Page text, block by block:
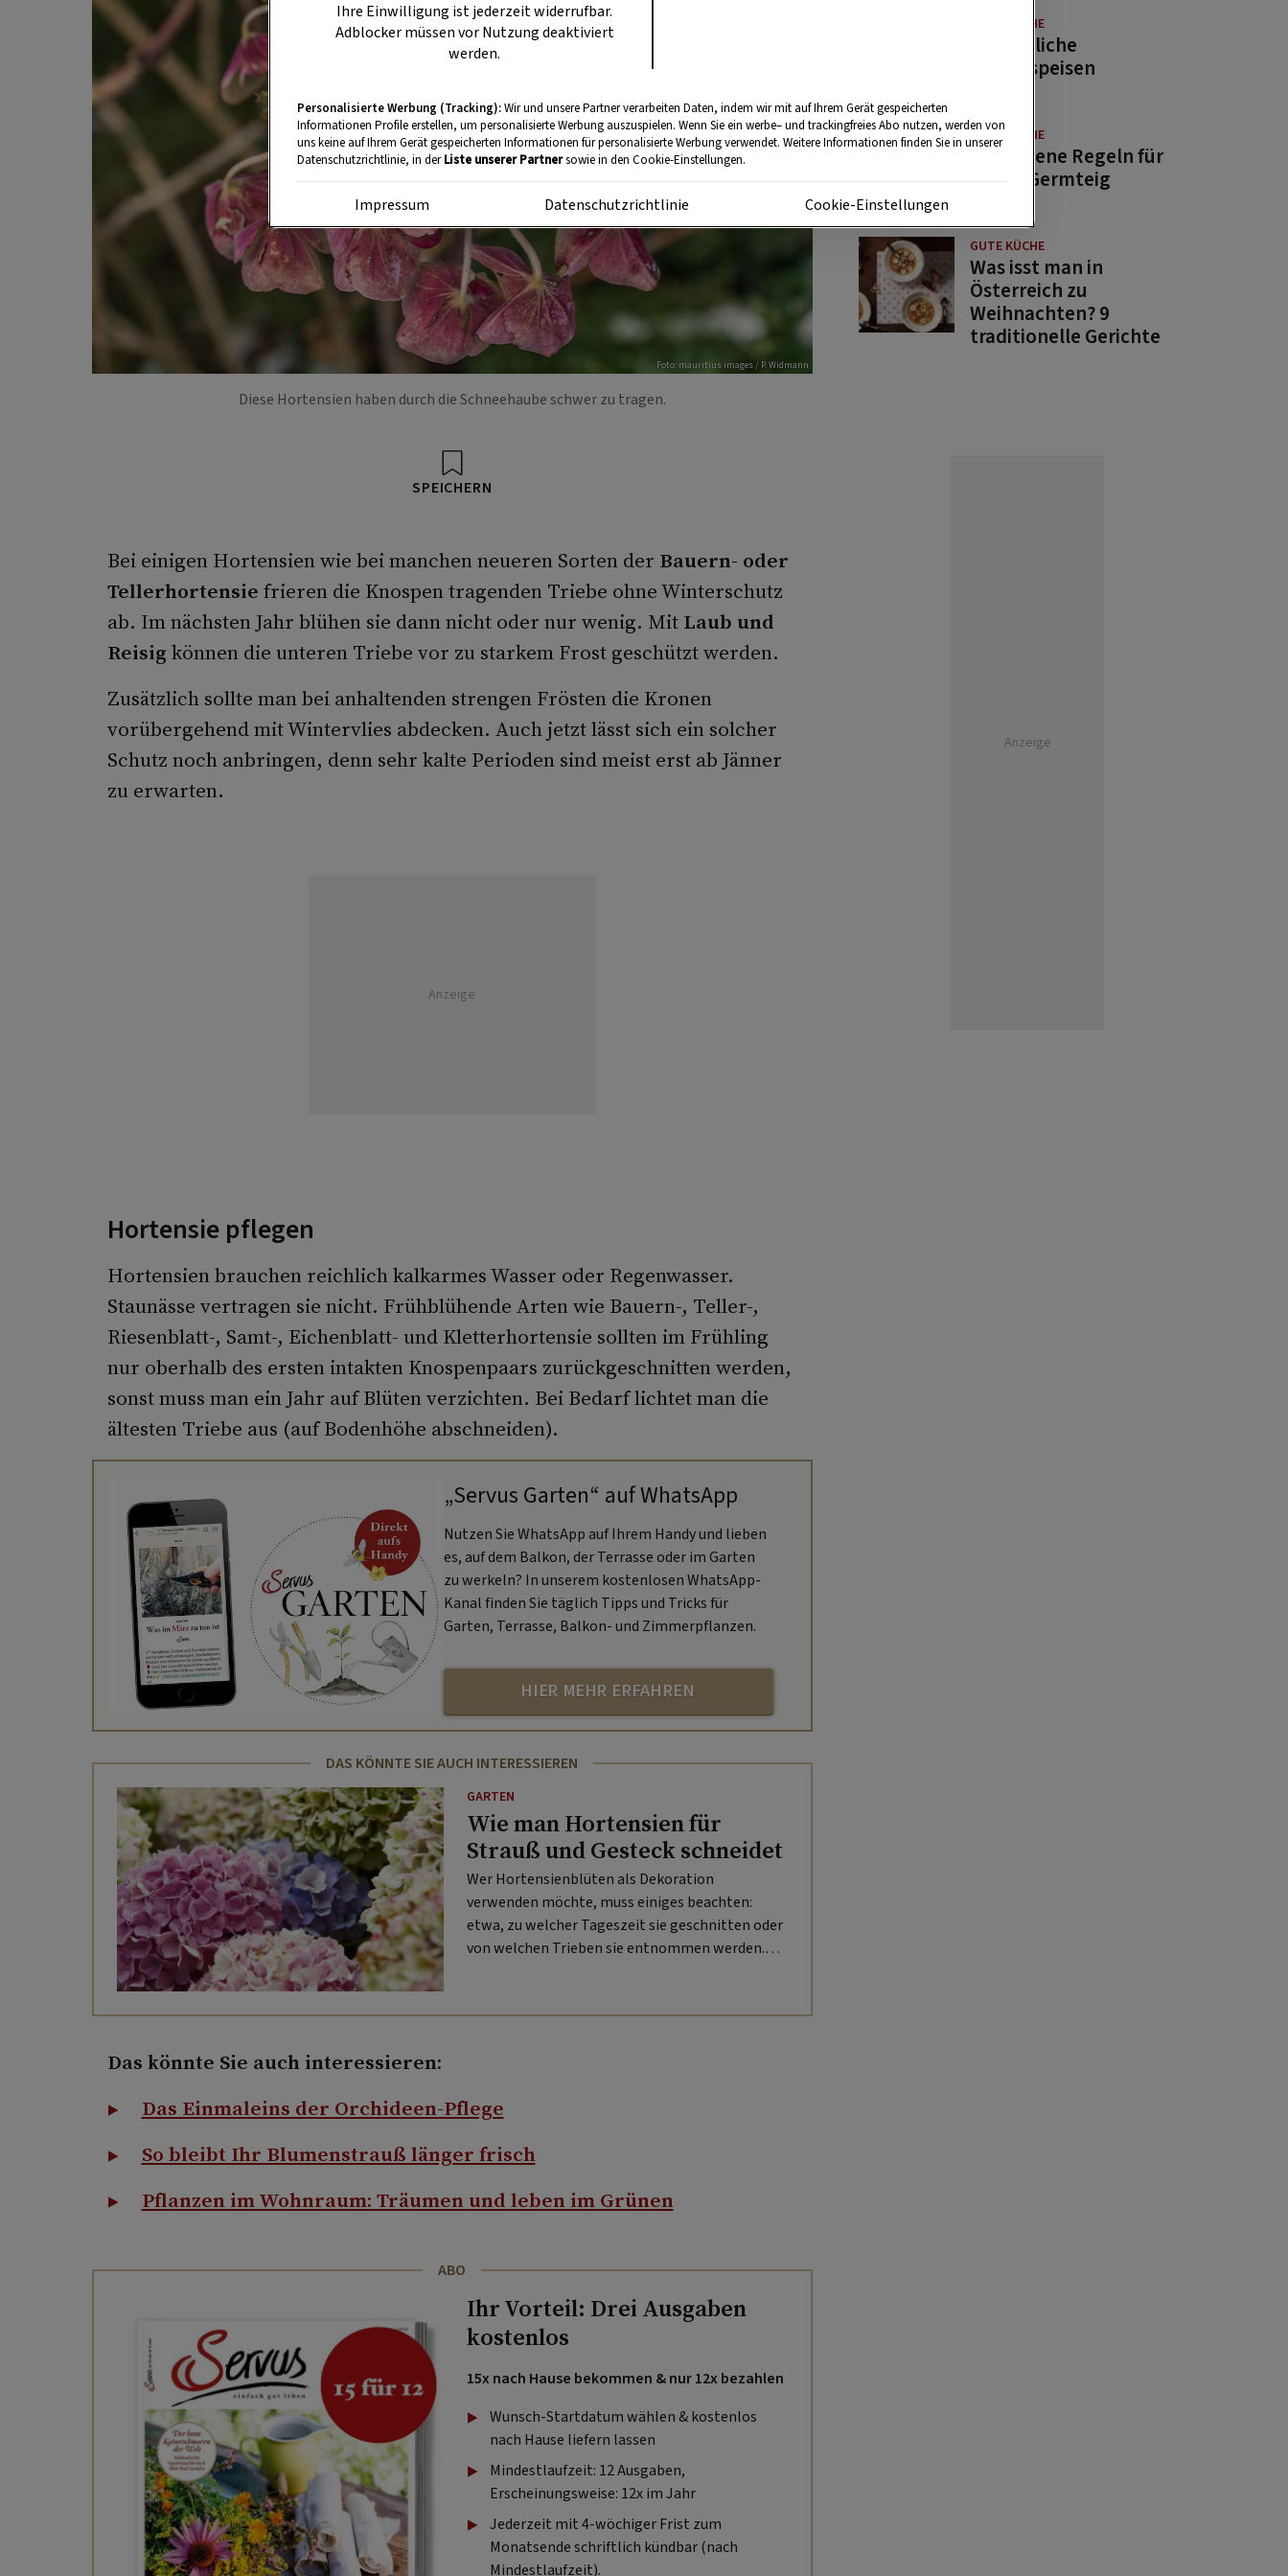
Foto: mauritius images / P. Widmann
Diese Hortensien haben durch die Schneehaube schwer zu tragen.
SPEICHERN
Bei einigen Hortensien wie bei manchen neueren Sorten der Bauern- oder
Tellerhortensie frieren die Knospen tragenden Triebe ohne Winterschutz
ab. Im nächsten Jahr blühen sie dann nicht oder nur wenig. Mit Laub und
Reisig können die unteren Triebe vor zu starkem Frost geschützt werden.
Zusätzlich sollte man bei anhaltenden strengen Frösten die Kronen
vorübergehend mit Wintervlies abdecken. Auch jetzt lässt sich ein solcher
Schutz noch anbringen, denn sehr kalte Perioden sind meist erst ab Jänner
zu erwarten.
Anzeige
Hortensie pflegen
Hortensien brauchen reichlich kalkarmes Wasser oder Regenwasser.
Staunässe vertragen sie nicht. Frühblühende Arten wie Bauern-, Teller-,
Riesenblatt-, Samt-, Eichenblatt- und Kletterhortensie sollten im Frühling
nur oberhalb des ersten intakten Knospenpaars zurückgeschnitten werden,
sonst muss man ein Jahr auf Blüten verzichten. Bei Bedarf lichtet man die
ältesten Triebe aus (auf Bodenhöhe abschneiden).
„Servus Garten“ auf WhatsApp
Nutzen Sie WhatsApp auf Ihrem Handy und lieben
es, auf dem Balkon, der Terrasse oder im Garten
zu werkeln? In unserem kostenlosen WhatsApp-
Kanal finden Sie täglich Tipps und Tricks für
Garten, Terrasse, Balkon- und Zimmerpflanzen.
HIER MEHR ERFAHREN
DAS KÖNNTE SIE AUCH INTERESSIEREN
GARTEN
Wie man Hortensien für
Strauß und Gesteck schneidet
Wer Hortensienblüten als Dekoration
verwenden möchte, muss einiges beachten:
etwa, zu welcher Tageszeit sie geschnitten oder
von welchen Trieben sie entnommen werden.
Das könnte Sie auch interessieren:
Das Einmaleins der Orchideen-Pflege
So bleibt Ihr Blumenstrauß länger frisch
Pflanzen im Wohnraum: Träumen und leben im Grünen
ABO
Ihr Vorteil: Drei Ausgaben
kostenlos
15x nach Hause bekommen & nur 12x bezahlen
Wunsch-Startdatum wählen & kostenlos
nach Hause liefern lassen
Mindestlaufzeit: 12 Ausgaben,
Erscheinungsweise: 12x im Jahr
Jederzeit mit 4-wöchiger Frist zum
Monatsende schriftlich kündbar (nach
Mindestlaufzeit).
GUTE KÜCHE
11 köstliche
Fastenspeisen
GUTE KÜCHE
10 goldene Regeln für
guten Germteig
GUTE KÜCHE
Was isst man in
Österreich zu
Weihnachten? 9
traditionelle Gerichte
Anzeige
Ihre Einwilligung ist jederzeit widerrufbar.
Adblocker müssen vor Nutzung deaktiviert
werden.
Personalisierte Werbung (Tracking):Wir und unsere Partner verarbeiten Daten, indem wir mit auf Ihrem Gerät gespeicherten
Informationen Profile erstellen, um personalisierte Werbung auszuspielen. Wenn Sie ein werbe– und trackingfreies Abo nutzen, werden von
uns keine auf Ihrem Gerät gespeicherten Informationen für personalisierte Werbung verwendet. Weitere Informationen finden Sie in unserer
Datenschutzrichtlinie, in derListe unserer Partnersowie in den Cookie-Einstellungen.
Impressum Datenschutzrichtlinie Cookie-Einstellungen